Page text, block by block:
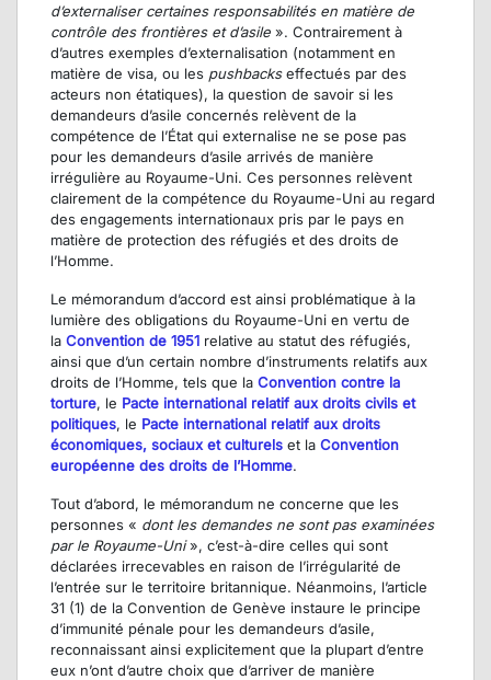
d’externaliser certaines responsabilités en matière de
contrôle des frontières et d’asile ». Contrairement à
d’autres exemples d’externalisation (notamment en
matière de visa, ou les pushbackseffectués par des
acteurs non étatiques), la question de savoir si les
demandeurs d’asile concernés relèvent de la
compétence de l’État qui externalise ne se pose pas
pour les demandeurs d’asile arrivés de manière
irrégulière au Royaume-Uni. Ces personnes relèvent
clairement de la compétence du Royaume-Uni au regard
des engagements internationaux pris par le pays en
matière de protection des réfugiés et des droits de
l’Homme.
Le mémorandum d’accord est ainsi problématique à la
lumière des obligations du Royaume-Uni en vertu de
la Convention de 1951 relative au statut des réfugiés,
ainsi que d’un certain nombre d’instruments relatifs aux
droits de l’Homme, tels que la Convention contre la
torture, le Pacte international relatif aux droits civils et
politiques, le Pacte international relatif aux droits
économiques, sociaux et culturels et la Convention
européenne des droits de l’Homme.
Tout d’abord, le mémorandum ne concerne que les
personnes « dont les demandes ne sont pas examinées
par le Royaume-Uni», c’est-à-dire celles qui sont
déclarées irrecevables en raison de l’irrégularité de
l’entrée sur le territoire britannique. Néanmoins, l’article
31 (1) de la Convention de Genève instaure le principe
d’immunité pénale pour les demandeurs d’asile,
reconnaissant ainsi explicitement que la plupart d’entre
eux n’ont d’autre choix que d’arriver de manière